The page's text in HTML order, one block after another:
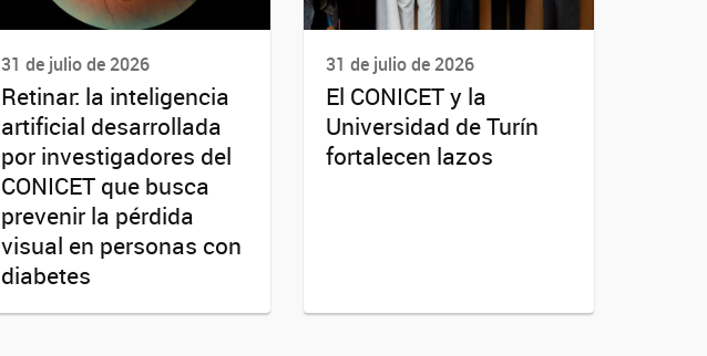
31 de julio de 2026
Retinar: la inteligencia
artificial desarrollada
por investigadores del
CONICET que busca
prevenir la pérdida
visual en personas con
diabetes
31 de julio de 2026
El CONICET y la
Universidad de Turín
fortalecen lazos